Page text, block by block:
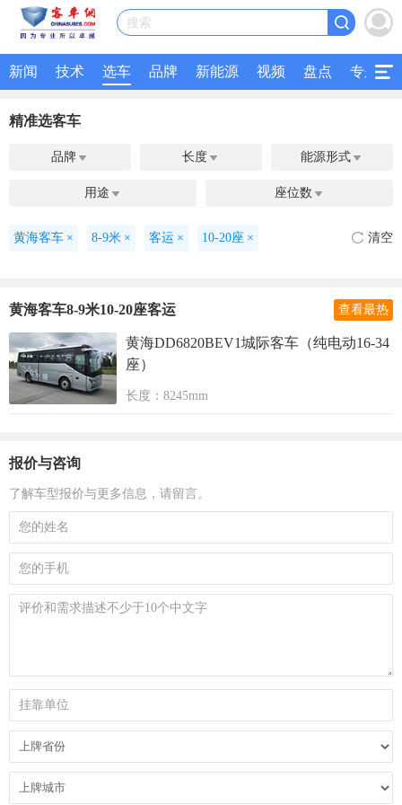
搜索
新闻 技术 选车 品牌 新能源 视频 盘点 专题
精准选客车
品牌  长度  能源形式 
用途  座位数 
黄海客车 × 8-9米 × 客运 × 10-20座 × 清空
黄海客车8-9米10-20座客运 查看最热
黄海DD6820BEV1城际客车（纯电动16-34
座）
长度：8245mm
报价与咨询
了解车型报价与更多信息，请留言。